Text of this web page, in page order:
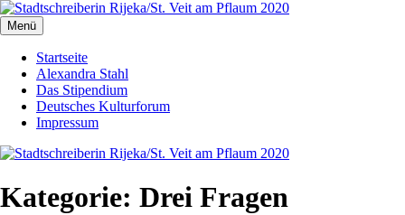
Zum
Inhalt
springen
Stadtschreiberin Rijeka/St. Veit am Pflaum 2020
Die Journalistin Alexandra Stahl berichtet aus der Europäischen
Menü
Startseite
Alexandra Stahl
Das Stipendium
Deutsches Kulturforum
Impressum
Kategorie: Drei Fragen